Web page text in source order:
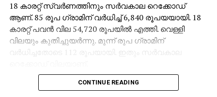
18 കാരറ്റ് സ്വർണത്തിനും സർവകാല റെക്കോഡ്
ആണ്. 85 രൂപ ഗ്രാമിന് വർധിച്ച് 6,840 രൂപയയായി. 18
കാരറ്റ് പവൻ വില 54,720 രൂപയിൽ എത്തി. വെള്ളി
വിലയും കുതിച്ചുയർന്നു. മൂന്ന് രൂപ ഗ്രാമിന്
വർധിച്ചതോടെ 112 രൂപയായി. ഇതും സർവകാല
ഇന്നത്തെ വിലനിലവാരമനുസരിച്ച് ഒരു പവൻ
CONTINUE READING